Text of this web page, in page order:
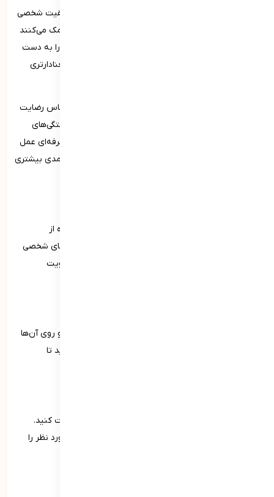
شایستگی‌های فردی نقش حیاتی در مسیر رسیدن به موفقیت شخصی
و حرفه‌ای ایفا می‌کنند. این مهارت‌ها و توانایی‌ها به فرد کمک می‌کنند
تا با چالش‌های مختلف زندگی مواجه شود و بهترین نتایج را به دست
آورد. شایستگی‌های فردی به فرد کمک می‌کنند تا زندگی معنادارتری
داشتن اهداف مشخص و تلاش برای رسیدن به آن‌ها احساس رضایت
و خوشبختی را در زندگی افزایش می‌دهد. در مجموع، شایستگی‌های
فردی به‌عنوان پایه‌ای برای موفقیت در زندگی شخصی و حرفه‌ای عمل
می‌کنند و به فرد کمک می‌کنند تا با اطمینان، انگیزه و کارآمدی بیشتری
تقویت شایستگی‌های فردی نیازمند تمرکز، تلاش و استفاده از
راهکارهای متنوعی است که به بهبود توانایی‌ها و مهارت‌های شخصی
کمک می‌کند. در ادامه به برخی از راهکارهای مهم برای تقویت
وقت بگذارید تا نقاط قوت و ضعف خود را شناسایی کنید و روی آن‌ها
کار کنید. از دوستان، خانواده و همکاران خود بازخورد بگیرید تا
در دوره‌ها و کارگاه‌های مرتبط با مهارت‌های مورد نظر شرکت کنید.
کتاب‌ها، مقالات و منابع آموزشی مرتبط با شایستگی‌های مورد نظر را